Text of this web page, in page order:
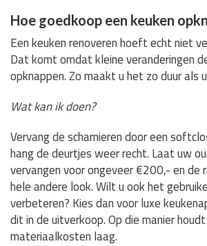
Hoe goedkoop een keuken
Een keuken renoveren hoeft echt niet
Dat komt omdat kleine veranderingen
opknappen. Zo maakt u het zo duur als
Wat kan ik doen?
Vervang de scharnieren door een
hang de deurtjes weer recht. Laat uw
vervangen voor ongeveer €200,- en de
hele andere look. Wilt u ook het
verbeteren? Kies dan voor luxe
dit in de uitverkoop. Op die manier
materiaalkosten laag.